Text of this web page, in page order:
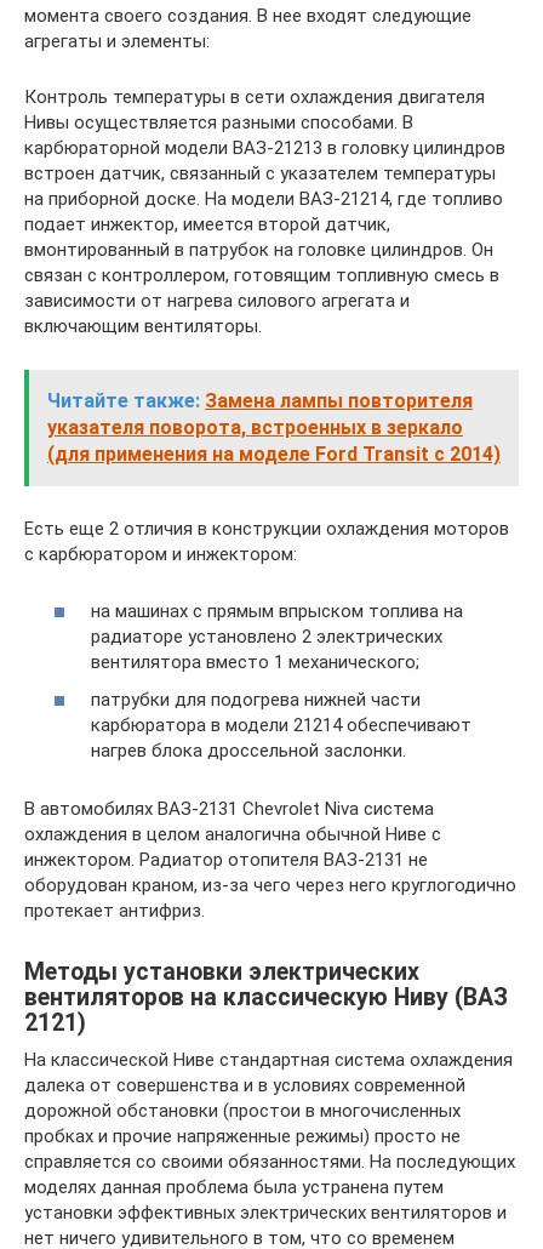
момента своего создания. В нее входят следующие
агрегаты и элементы:
Контроль температуры в сети охлаждения двигателя
Нивы осуществляется разными способами. В
карбюраторной модели ВАЗ-21213 в головку цилиндров
встроен датчик, связанный с указателем температуры
на приборной доске. На модели ВАЗ-21214, где топливо
подает инжектор, имеется второй датчик,
вмонтированный в патрубок на головке цилиндров. Он
связан с контроллером, готовящим топливную смесь в
зависимости от нагрева силового агрегата и
включающим вентиляторы.
Читайте также: Замена лампы повторителя
указателя поворота, встроенных в зеркало
(для применения на моделе Ford Transit с 2014)
Есть еще 2 отличия в конструкции охлаждения моторов
с карбюратором и инжектором:
на машинах с прямым впрыском топлива на
радиаторе установлено 2 электрических
вентилятора вместо 1 механического;
патрубки для подогрева нижней части
карбюратора в модели 21214 обеспечивают
нагрев блока дроссельной заслонки.
В автомобилях ВАЗ-2131 Chevrolet Niva система
охлаждения в целом аналогична обычной Ниве с
инжектором. Радиатор отопителя ВАЗ-2131 не
оборудован краном, из-за чего через него круглогодично
протекает антифриз.
Методы установки электрических
вентиляторов на классическую Ниву (ВАЗ
2121)
На классической Ниве стандартная система охлаждения
далека от совершенства и в условиях современной
дорожной обстановки (простои в многочисленных
пробках и прочие напряженные режимы) просто не
справляется со своими обязанностями. На последующих
моделях данная проблема была устранена путем
установки эффективных электрических вентиляторов и
нет ничего удивительного в том, что со временем